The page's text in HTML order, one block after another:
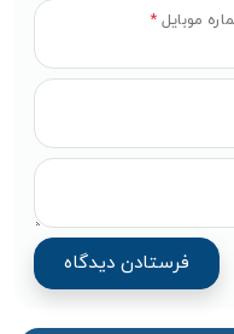
موبایل *